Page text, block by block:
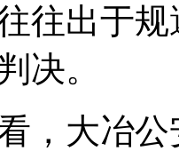
往出于
决。
，大冶